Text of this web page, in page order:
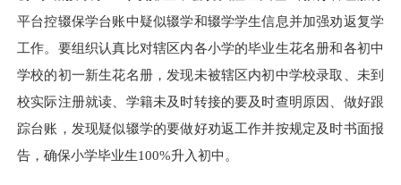
平台控辍保学台账中疑似辍学和辍学学生信息并加强劝返复学
工作。要组织认真比对辖区内各小学的毕业生花名册和各初中
学校的初一新生花名册，发现未被辖区内初中学校录取、未到
校实际注册就读、学籍未及时转接的要及时查明原因、做好跟
踪台账，发现疑似辍学的要做好劝返工作并按规定及时书面报
告，确保小学毕业生100%升入初中。